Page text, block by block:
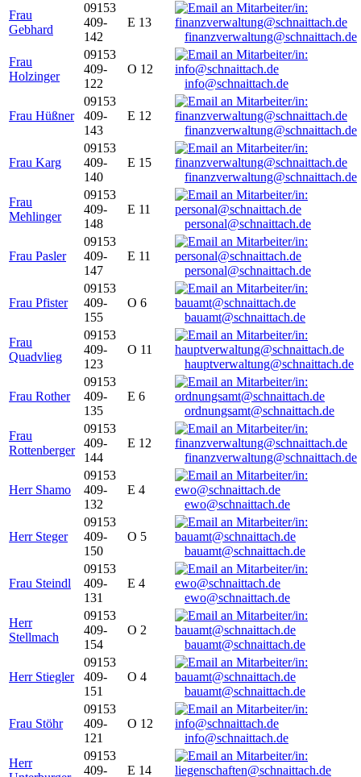
Frau
Gebhard
09153
409-
142
E 13
finanzverwaltung@schnaittach.de
Frau
Holzinger
09153
409-
122
O 12
info@schnaittach.de
Frau Hüßner
09153
409-
143
E 12
finanzverwaltung@schnaittach.de
Frau Karg
09153
409-
140
E 15
finanzverwaltung@schnaittach.de
Frau
Mehlinger
09153
409-
148
E 11
personal@schnaittach.de
Frau Pasler
09153
409-
147
E 11
personal@schnaittach.de
Frau Pfister
09153
409-
155
O 6
bauamt@schnaittach.de
Frau
Quadvlieg
09153
409-
123
O 11
hauptverwaltung@schnaittach.de
Frau Rother
09153
409-
135
E 6
ordnungsamt@schnaittach.de
Frau
Rottenberger
09153
409-
144
E 12
finanzverwaltung@schnaittach.de
Herr Shamo
09153
409-
132
E 4
ewo@schnaittach.de
Herr Steger
09153
409-
150
O 5
bauamt@schnaittach.de
Frau Steindl
09153
409-
131
E 4
ewo@schnaittach.de
Herr
Stellmach
09153
409-
154
O 2
bauamt@schnaittach.de
Herr Stiegler
09153
409-
151
O 4
bauamt@schnaittach.de
Frau Stöhr
09153
409-
121
O 12
info@schnaittach.de
Herr
09153
409-
E 14